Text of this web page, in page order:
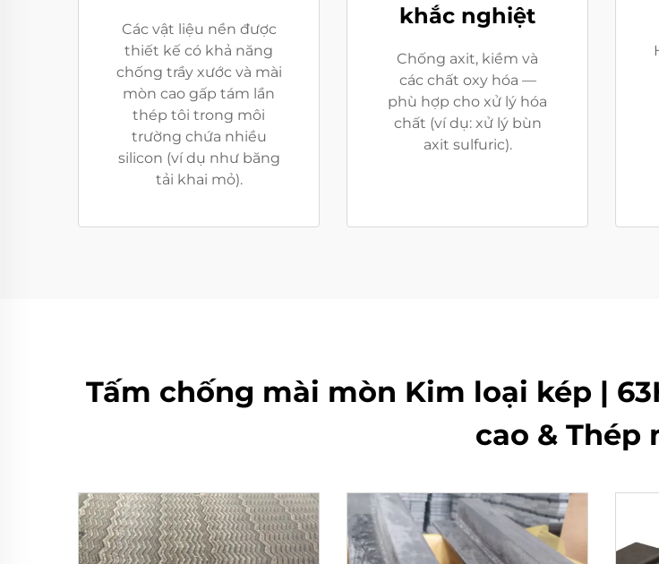
Các vật liệu nền được
thiết kế có khả năng
chống trầy xước và mài
mòn cao gấp tám lần
thép tôi trong môi
trường chứa nhiều
silicon (ví dụ như băng
tải khai mỏ).
khắc nghiệt
Chống axit, kiềm và
các chất oxy hóa —
phù hợp cho xử lý hóa
chất (ví dụ: xử lý bùn
axit sulfuric).
Tấm chống mài mòn Kim loại kép |
cao & Thép